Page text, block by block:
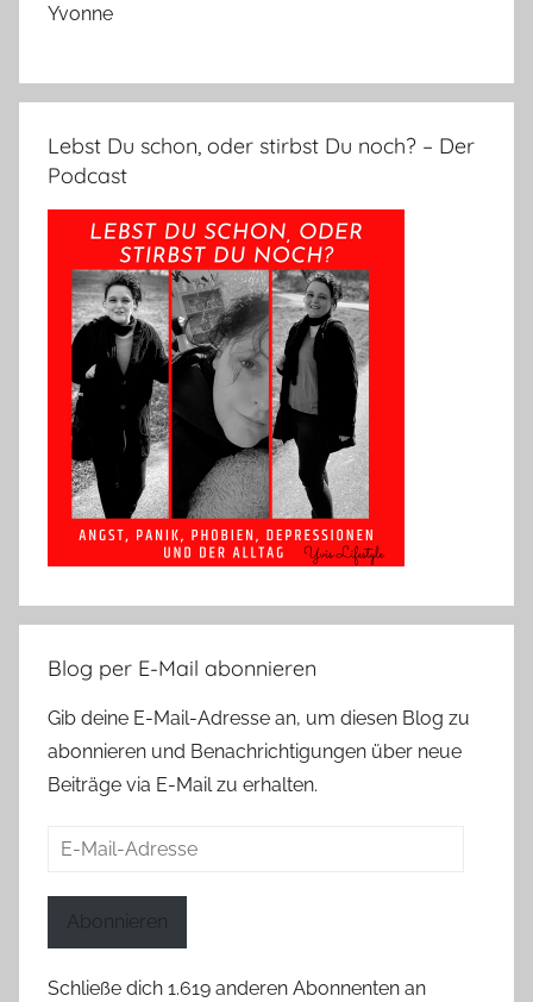
Yvonne
Lebst Du schon, oder stirbst Du noch? – Der
Podcast
Blog per E-Mail abonnieren
Gib deine E-Mail-Adresse an, um diesen Blog zu
abonnieren und Benachrichtigungen über neue
Beiträge via E-Mail zu erhalten.
E-
Abonnieren
Schließe dich 1.619 anderen Abonnenten an